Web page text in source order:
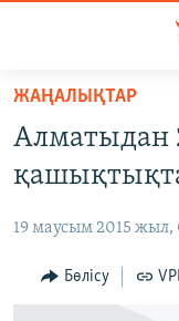
Skip
main
content
to
Navigation
Skip
ҚАҢТАР ОҚИҒАСЫ
АДАМ
ЖАҢАЛЫҚТАР
Алматыдан
19 маусым 2015 жыл,
Бөлісу